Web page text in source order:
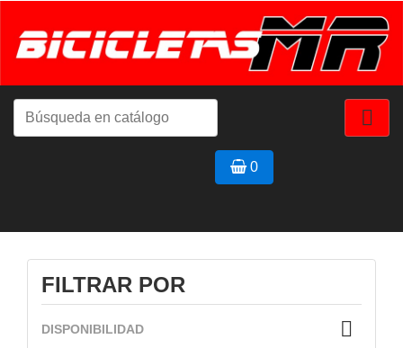

0
FILTRAR POR
DISPONIBILIDAD 